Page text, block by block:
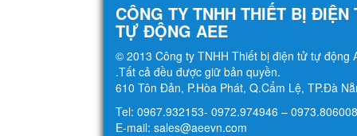
CÔNG TY TNHH THIẾT BỊ ĐIỆN
TỰ ĐỘNG AEE
© 2013 Công ty TNHH Thiết bị điện tử tự động
.Tất cả đều được giữ bản quyền.
610 Tôn Đản, P.Hòa Phát, Q.Cẩm Lệ, TP.Đà
Tel: 0967.932153- 0972.974946 –
E-mail: sales@aeevn.com